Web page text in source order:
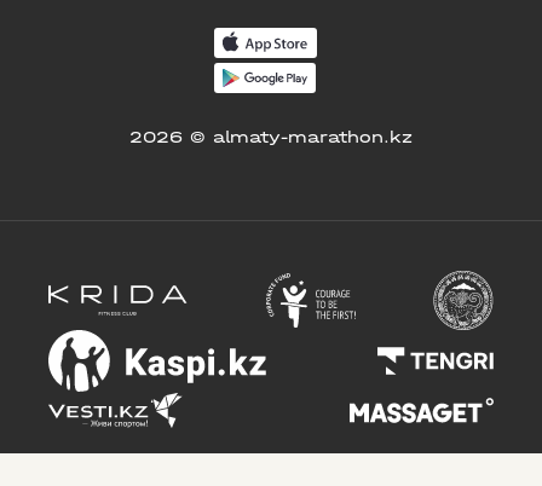
2026 © almaty-marathon.kz